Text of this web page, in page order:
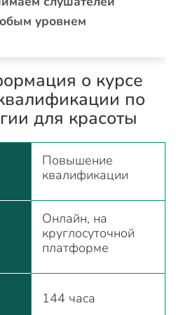
уровнем
о курсе
по
для красоты
Повышение
квалификации
Онлайн, на
круглосуточной
платформе
144 часа